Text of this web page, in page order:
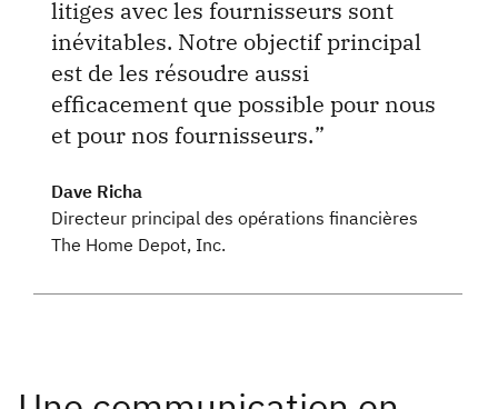
litiges avec les fournisseurs sont
inévitables. Notre objectif principal
est de les résoudre aussi
efficacement que possible pour nous
et pour nos fournisseurs.
Dave Richa
Directeur principal des opérations financières
The Home Depot, Inc.